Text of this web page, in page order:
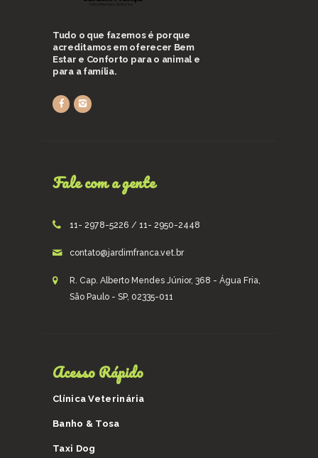
Tudo o que fazemos é porque
acreditamos em oferecer Bem
Estar e Conforto para o animal e
para a família.
Fale com a gente
11- 2978-5226 / 11- 2950-2448
contato@jardimfranca.vet.br
R. Cap. Alberto Mendes Júnior, 368 - Água Fria,
São Paulo - SP, 02335-011
Acesso Rápido
Clínica Veterinária
Banho & Tosa
Taxi Dog